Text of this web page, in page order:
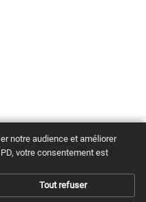
notre audience et améliorer
votre consentement est
Tout refuser